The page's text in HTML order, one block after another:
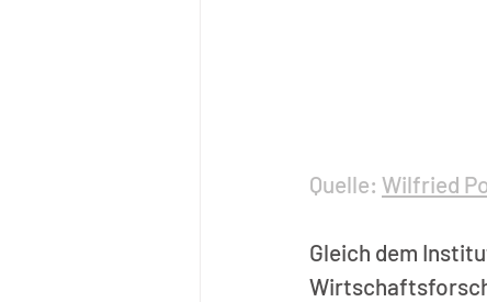
Quelle: Wilfried
Gleich dem